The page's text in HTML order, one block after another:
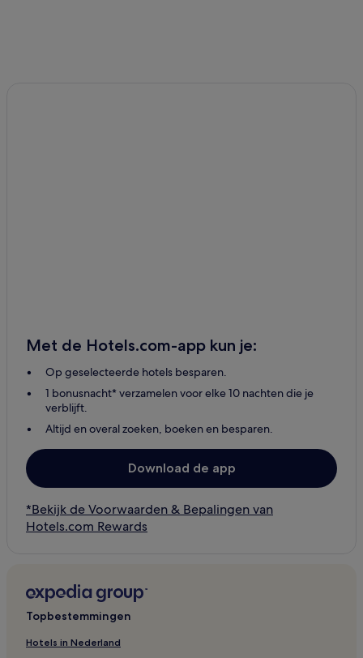
Met de Hotels.com-app kun je:
Op geselecteerde hotels besparen.
1 bonusnacht* verzamelen voor elke 10 nachten die je
verblijft.
Altijd en overal zoeken, boeken en besparen.
Download de app
*Bekijk de Voorwaarden & Bepalingen van
Hotels.com Rewards
Topbestemmingen
Hotels in Nederland